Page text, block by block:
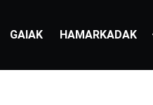
GAIAK HAMARKADAK